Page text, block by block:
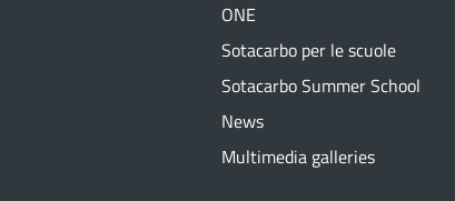
ONE
Sotacarbo per le scuole
Sotacarbo Summer School
News
Multimedia galleries